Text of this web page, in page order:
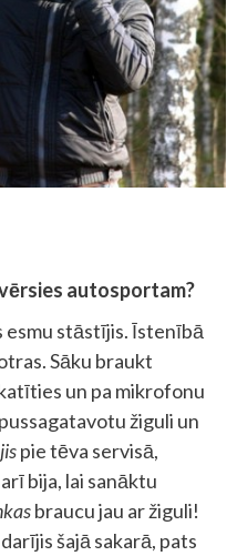
autosportam?
esmu stāstījis. Īstenībā
Sāku braukt
un pa mikrofonu
žiguli un
pie tēva servisā,
bija, lai sanāktu
braucu jau ar žiguli!
šajā sakarā, pats